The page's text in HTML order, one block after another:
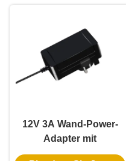
12V 3A Wand-Power-
Adapter mit
Kurzschlussschutz und